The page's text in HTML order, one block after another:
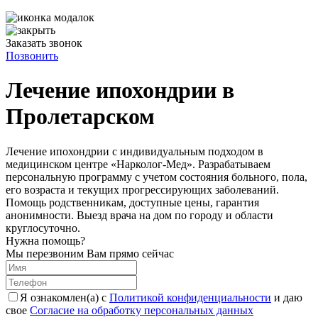
Заказать звонок
Позвонить
Лечение ипохондрии в
Пролетарском
Лечение ипохондрии с индивидуальным подходом в
медицинском центре «Нарколог-Мед». Разрабатываем
персональную программу с учетом состояния больного, пола,
его возраста и текущих прогрессирующих заболеваний.
Помощь родственникам, доступные цены, гарантия
анонимности. Выезд врача на дом по городу и области
круглосуточно.
Нужна помощь?
Мы перезвоним Вам прямо сейчас
Я ознакомлен(а) с Политикой конфиденциальности и даю
свое Согласие на обработку персональных данных